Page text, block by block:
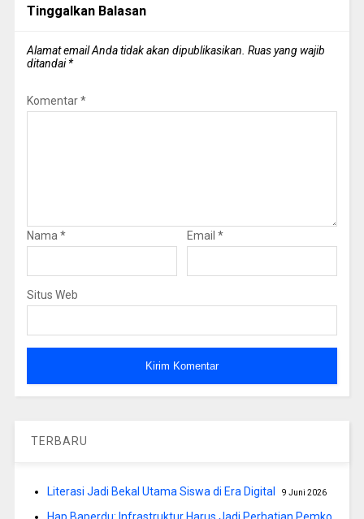
Tinggalkan Balasan
Alamat email Anda tidak akan dipublikasikan. Ruas yang wajib
ditandai*
Komentar*
Nama * Email *
Situs Web
TERBARU
Literasi Jadi Bekal Utama Siswa di Era Digital 9 Juni 2026